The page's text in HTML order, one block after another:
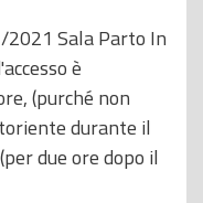
Sala Parto In
è
(purché non
durante il
due ore dopo il